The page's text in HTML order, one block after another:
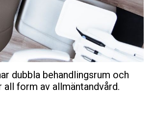
dubbla behandlingsrum och
all form av allmäntandvård.